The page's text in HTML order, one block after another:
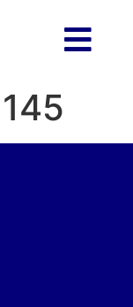
145